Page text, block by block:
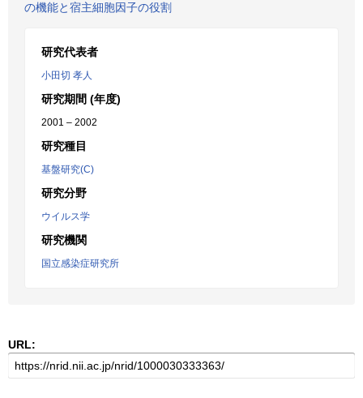
の機能と宿主細胞因子の役割
研究代表者
小田切 孝人
研究期間 (年度)
2001 – 2002
研究種目
基盤研究(C)
研究分野
ウイルス学
研究機関
国立感染症研究所
URL: